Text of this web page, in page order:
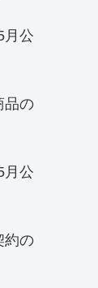
月公
品の
月公
約の